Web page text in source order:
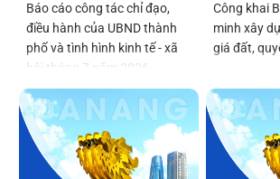
Báo cáo công tác chỉ đạo,
điều hành của UBND thành
phố và tình hình kinh tế - xã
hội tháng 7 năm 2026
Công khai
minh xây
giá đất,